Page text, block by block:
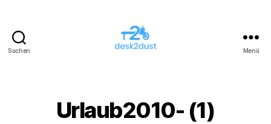
Suchen Menü
Urlaub2010- (1)